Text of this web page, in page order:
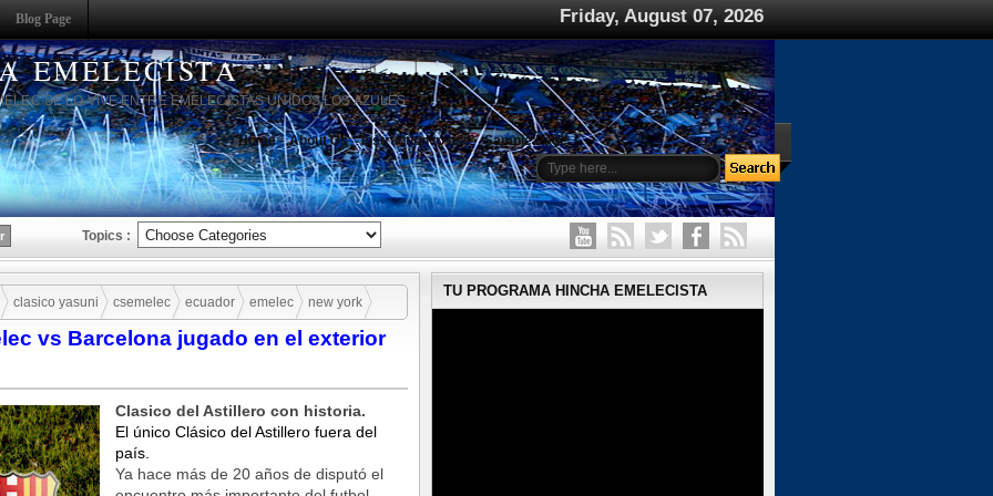
Blog Page Friday, August 07, 2026
EMELECISTA
SE LO VIVE ENTRE EMELECISTAS UNIDOS LOS AZULES
Home About Us Instruction to use Sample Page
Topics :
clasico yasuni csemelec ecuador emelec new york
jugado en el exterior
vs Barcelona jugado en el exterior
Clasico del Astillero con historia.
El único Clásico del Astillero fuera del
país.
Ya hace más de 20 años de disputó el
TU PROGRAMA HINCHA EMELECISTA